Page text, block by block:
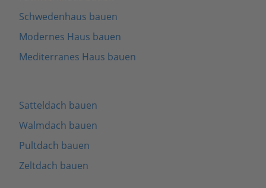
Schwedenhaus bauen
Modernes Haus bauen
Mediterranes Haus bauen
Satteldach bauen
Walmdach bauen
Pultdach bauen
Zeltdach bauen